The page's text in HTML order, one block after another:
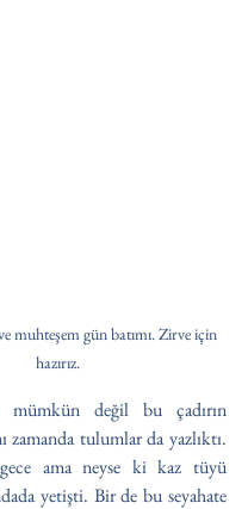
ve muhteşem gün batımı. Zirve için
hazırız.
mümkün değil bu çadırın
zamanda tulumlar da yazlıktı.
ama neyse ki kaz tüyü
yetişti. Bir de bu seyahate